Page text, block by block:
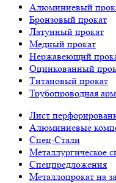
Алюминиевый
Бронзовый прокат
Латунный прокат
Медный прокат
Нержавеющий
Оцинкованный
Титановый прокат
Трубопроводная
Лист
Алюминиевые
Спец-Стали
Металлургическое
Спецпредложения
Металлопрокат на